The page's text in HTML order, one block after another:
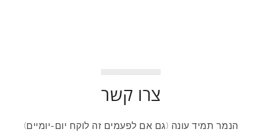
צרו קשר
הנמר תמיד עונה (גם אם לפעמים זה לוקח יום-יומיים)